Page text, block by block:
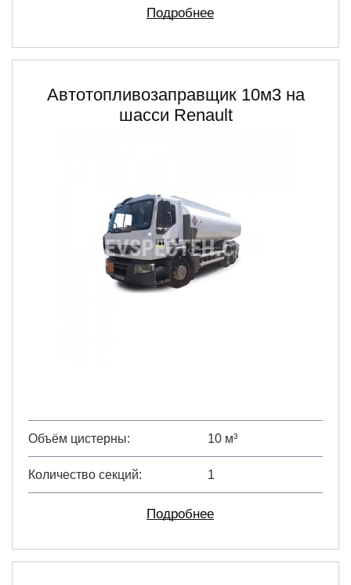
Подробнее
Автотопливозаправщик 10м3 на
шасси Renault
Объём цистерны 10 м³
Количество секций 1
Подробнее